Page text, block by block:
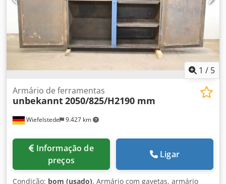
1 / 5
Wiefelstede 9.427 km
Armário de ferramentas
unbekannt2050/825/H2190 mm
preços
Ligar
Condição: bom (usado), Armário com gavetas, armário